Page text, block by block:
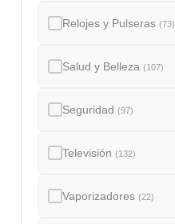
Relojes y Pulseras(73)
Salud y Belleza(107)
Seguridad(97)
Televisión(132)
Vaporizadores(22)